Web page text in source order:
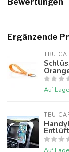
Bewertungen
Ergänzende
TBU
Auf
TBU
Auf